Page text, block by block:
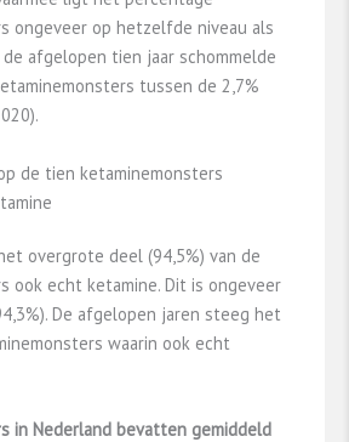
ongeveer op hetzelfde niveau als
de afgelopen tien jaar schommelde
tussen de 2,7%
de tien ketaminemonsters
overgrote deel (94,5%) van de
ook echt ketamine. Dit is ongeveer
De afgelopen jaren steeg het
waarin ook echt
in Nederland bevatten gemiddeld